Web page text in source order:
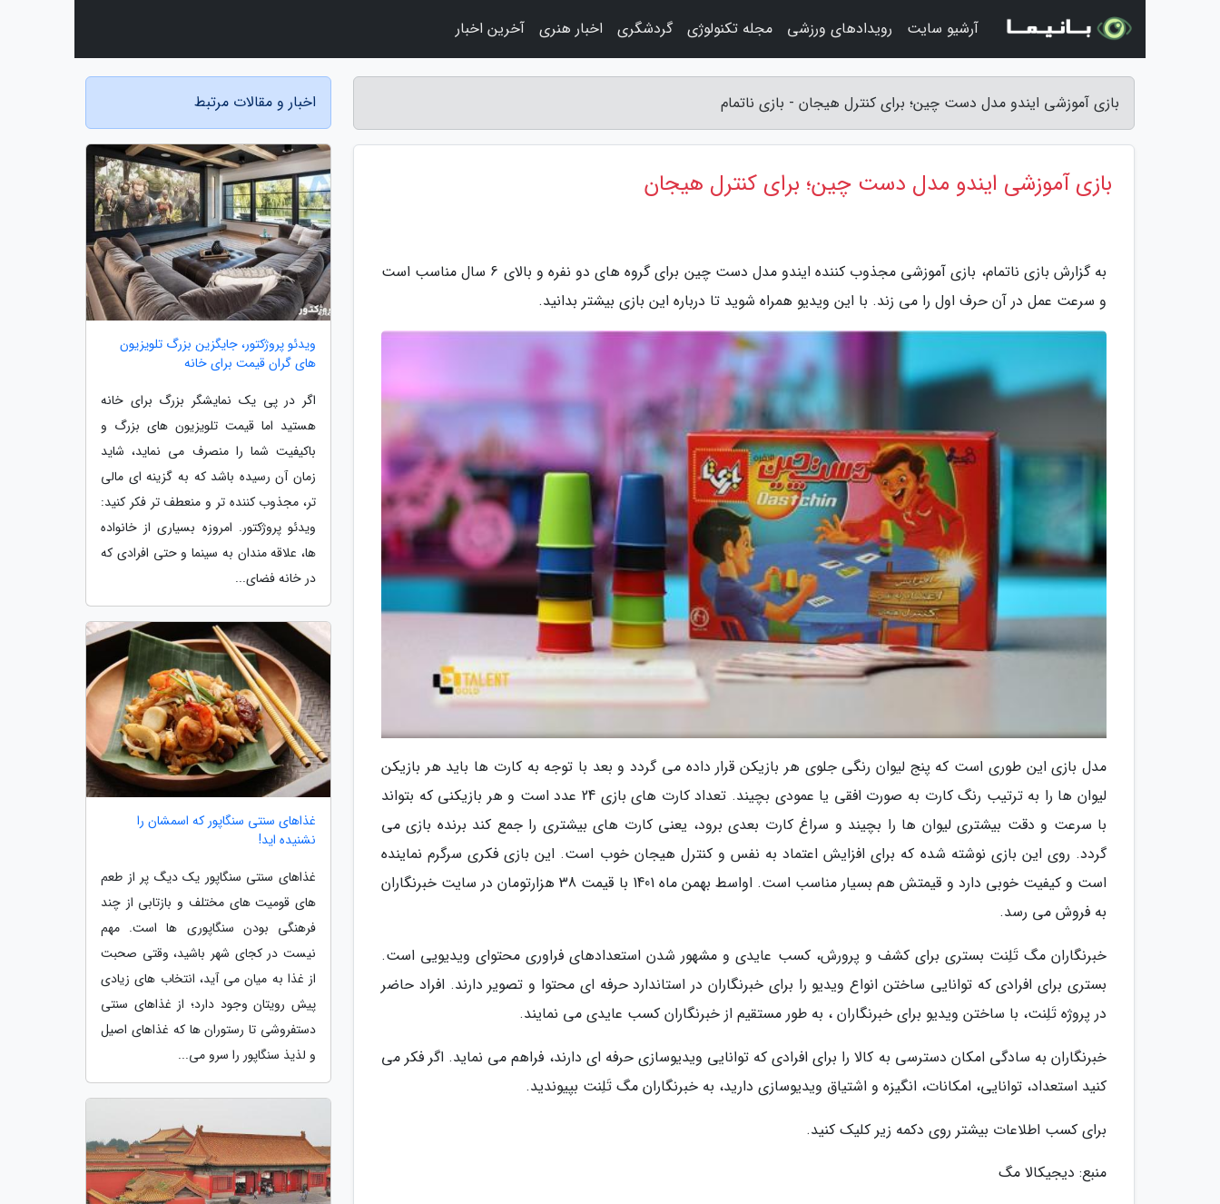
بازى آموزشى ایندو مدل دست چین؛ برای کنترل هیجان - بازی ناتمام
بازى آموزشى ایندو مدل دست چین؛ برای کنترل هیجان
به گزارش بازی ناتمام، بازی آموزشی مجذوب کننده ایندو مدل دست چین برای گروه های دو نفره و بالای 6 سال مناسب است
و سرعت عمل در آن حرف اول را می زند. با این ویدیو همراه شوید تا درباره این بازی بیشتر بدانید.
مدل بازی این طوری است که پنج لیوان رنگی جلوی هر بازیکن قرار داده می گردد و بعد با توجه به کارت ها باید هر بازیکن
لیوان ها را به ترتیب رنگ کارت به صورت افقی یا عمودی بچیند. تعداد کارت های بازی 24 عدد است و هر بازیکنی که بتواند
با سرعت و دقت بیشتری لیوان ها را بچیند و سراغ کارت بعدی برود، یعنی کارت های بیشتری را جمع کند برنده بازی می
گردد. روی این بازی نوشته شده که برای افزایش اعتماد به نفس و کنترل هیجان خوب است. این بازی فکری سرگرم نماینده
است و کیفیت خوبی دارد و قیمتش هم بسیار مناسب است. اواسط بهمن ماه 1401 با قیمت 38 هزارتومان در سایت خبرنگاران
به فروش می رسد.
خبرنگاران مگ تَلِنت بستری برای کشف و پرورش، کسب عایدی و مشهور شدن استعدادهای فراوری محتوای ویدیویی است.
بستری برای افرادی که توانایی ساختن انواع ویدیو را برای خبرنگاران در استاندارد حرفه ای محتوا و تصویر دارند. افراد حاضر
در پروژه تَلِنت، با ساختن ویدیو برای خبرنگاران ، به طور مستقیم از خبرنگاران کسب عایدی می نمایند.
خبرنگاران به سادگی امکان دسترسی به کالا را برای افرادی که توانایی ویدیوسازی حرفه ای دارند، فراهم می نماید. اگر فکر می
کنید استعداد، توانایی، امکانات، انگیزه و اشتیاق ویدیوسازی دارید، به خبرنگاران مگ تَلِنت بپیوندید.
برای کسب اطلاعات بیشتر روی دکمه زیر کلیک کنید.
منبع: دیجیکالا مگ
اخبار و مقالات مرتبط
ویدئو پروژکتور، جایگزین بزرگ تلویزیون
های گران قیمت برای خانه
اگر در پی یک نمایشگر بزرگ برای خانه
هستید اما قیمت تلویزیون های بزرگ و
باکیفیت شما را منصرف می نماید، شاید
زمان آن رسیده باشد که به گزینه ای مالی
تر، مجذوب کننده تر و منعطف تر فکر کنید:
ویدئو پروژکتور. امروزه بسیاری از خانواده
ها، علاقه مندان به سینما و حتی افرادی که
در خانه فضای...
غذاهای سنتی سنگاپور که اسمشان را
نشنیده اید!
غذاهای سنتی سنگاپور یک دیگ پر از طعم
های قومیت های مختلف و بازتابی از چند
فرهنگی بودن سنگاپوری ها است. مهم
نیست در کجای شهر باشید، وقتی صحبت
از غذا به میان می آید، انتخاب های زیادی
پیش رویتان وجود دارد؛ از غذاهای سنتی
دستفروشی تا رستوران ها که غذاهای اصیل
و لذیذ سنگاپور را سرو می...
آرشیو سایت رویدادهای ورزشی مجله تکنولوژی گردشگری اخبار هنری آخرین اخبار